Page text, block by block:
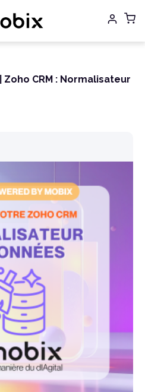
Zoho CRM : Normalisateur